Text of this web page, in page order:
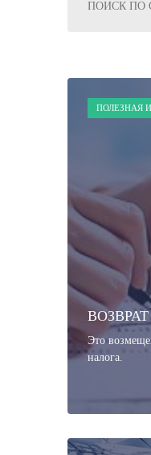
ПОЛЕЗНАЯ
Это
налога.